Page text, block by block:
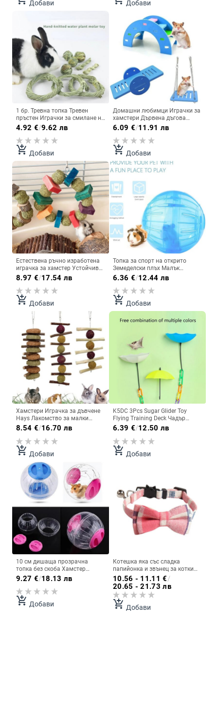
Аксесоари за домашни
Добави
малки домашни любимци
Добави
1 бр. Тревна топка Тревен
пръстен Играчки за смилане на
зъби за домашни любимци
Хамстер Заек Играчка за
дъвчене Почистване на зъби
Кътници Аксесоари за малки
животни
4.92 €/9.62 лв
add_shopping_cart Добави
Домашни любимци Играчки за
хамстери Дървена дъгова
мостова люлка Играчки за
люлка Малки животни Дейност
Играчка за катерене Направи
си сам Аксесоари за клетка за
хамстер
6.09 €/11.91 лв
add_shopping_cart Добави
Естествена ръчно изработена
играчка за хамстер Устойчива
на дъвчене Издръжлива
играчка за домашни любимци
Грижа за зъбите Аромат на
трева Заек Морско свинче
Играчка Чинчила Продукти за
домашни любимци
8.97 €/17.54 лв
add_shopping_cart Добави
Топка за спорт на открито
Земеделски плъх Малък
домашен любимец Гризач
Мишка Топка Топка Плъх 10CM
Упражнение Хамстер Гербил
Игра играчки Играчка за
джогинг Fit M1C0
6.36 €/12.44 лв
add_shopping_cart Добави
Хамстери Играчка за дъвчене
Hays Лакомство за малки
животни Почистване на зъбите
Висящи дървени клонки
Бамбук Пръчка Играчка за
трева за зайци
8.54 €/16.70 лв
add_shopping_cart Добави
K5DC 3Pcs Sugar Glider Toy
Flying Training Deck Чадър
Форма за скачаща платформа
6.39 €/12.50 лв
add_shopping_cart Добави
10 см дишаща прозрачна
топка без скоба Хамстер
Играчка Продукт за домашни
любимци Малка топка за
бягане Пластмасова
подходяща за малки домашни
любимци
9.27 €/18.13 лв
add_shopping_cart Добави
Котешка яка със сладка
папийонка и звънец за котки
Регулируема предпазна
карирана яка Декоративна яка
за домашни любимци
10.56 - 11.11 €/
20.65 - 21.73 лв
add_shopping_cart Добави